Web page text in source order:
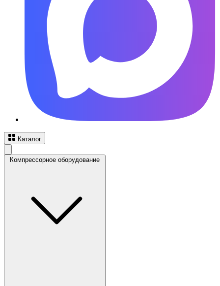
Каталог
Компрессорное оборудование